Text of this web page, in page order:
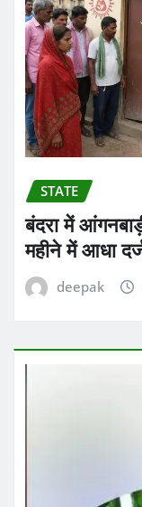
STATE
बंदरा में
महीने में आधा
deepak